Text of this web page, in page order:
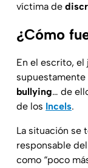
víctima de
¿Cómo
En el escrito,
supuestamente
bullying… de
de los Incels.
La situación se
responsable del
como “poco